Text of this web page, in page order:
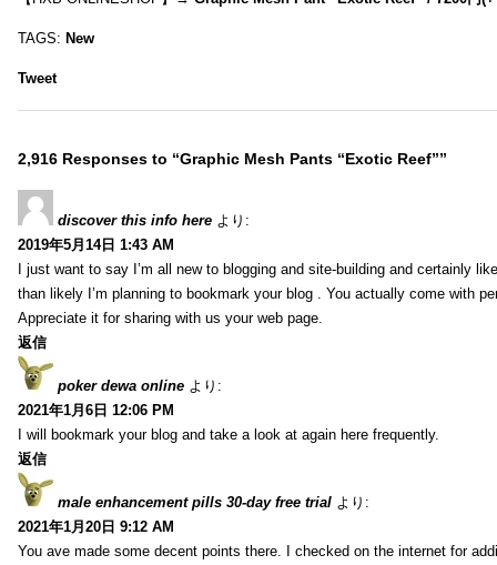
TAGS: New
Tweet
2,916 Responses to “Graphic Mesh Pants “Exotic Reef””
discover this info here より:
2019年5月14日 1:43 AM
I just want to say I’m all new to blogging and site-building and certainly
than likely I’m planning to bookmark your blog . You actually come with
Appreciate it for sharing with us your web page.
返信
poker dewa online より:
2021年1月6日 12:06 PM
I will bookmark your blog and take a look at again here frequently.
返信
male enhancement pills 30-day free trial より:
2021年1月20日 9:12 AM
You ave made some decent points there. I checked on the internet for